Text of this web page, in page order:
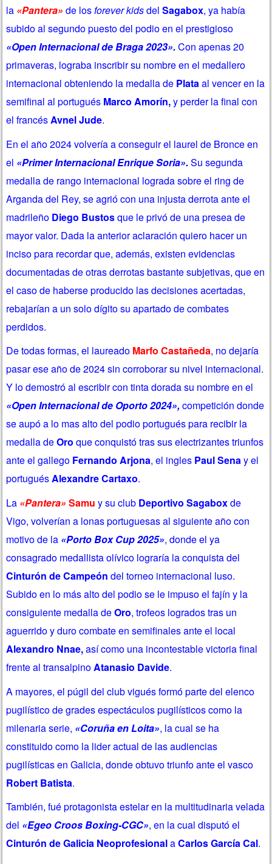
la «Pantera» de losforever kidsdelSagabox, ya había
subido al segundo puesto del podio en el prestigioso
«Open Internacional de Braga 2023».Con apenas 20
primaveras, lograba inscribir su nombre en el medallero
internacional obteniendo la medalla de Plataal vencer en la
semifinal al portugués Marco Amorín,y perder la final con
el francésAvnel Jude.
En el año 2024 volvería a conseguir el laurel de Bronce en
el «Primer Internacional Enrique Soria».Su segunda
medalla de rango internacional lograda sobre el ring de
Arganda del Rey, se agrió con una injusta derrota ante el
madrileño Diego Bustosque le privó de una presea de
mayor valor. Dada la anterior aclaración quiero hacer un
inciso para recordar que, además, existen evidencias
documentadas de otras derrotas bastante subjetivas, que en
el caso de haberse producido las decisiones acertadas,
rebajarían a un solo dígito su apartado de combates
perdidos.
De todas formas, el laureado Marfo Castañeda, no dejaría
pasar ese año de 2024 sin corroborar su nivel internacional.
Y lo demostró al escribir con tinta dorada su nombre en el
«Open Internacional de Oporto 2024»,competición donde
se aupó a lo mas alto del podio portugués para recibir la
medalla deOro que conquistó tras sus electrizantes triunfos
ante el gallego Fernando Arjona, el ingles Paul Senay el
portuguésAlexandre Cartaxo.
La «Pantera» Samu y su club Deportivo Sagaboxde
Vigo, volverían a lonas portuguesas al siguiente año con
motivo de la «Porto Box Cup 2025», donde el ya
consagrado medallista olívico lograría la conquista del
Cinturón de Campeóndel torneo internacional luso.
Subido en lo más alto del podio se le impuso el fajíny la
consiguiente medalla deOro, trofeos logradostras un
aguerrido y duro combate en semifinales ante el local
Alexandro Nnae,así como una incontestable victoria final
frente al transalpinoAtanasio Davide.
A mayores, el púgil del club vigués formó parte del elenco
pugilístico de grades espectáculos pugilísticos como la
milenaria serie, «Coruña en Loita», la cual se ha
constituido como la lider actual de las audiencias
pugilísticas en Galicia, donde obtuvo triunfo ante el vasco
Robert Batista.
También, fué protagonista estelar en la multitudinaria velada
del «Egeo Croos Boxing-CGC», en la cual disputó el
Cinturón de Galicia NeoprofesionalaCarlos García Cal.